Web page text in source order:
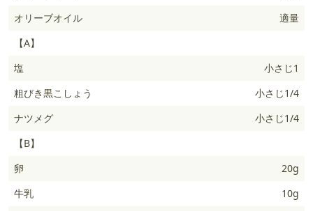
オリーブオイル
適量
【A】
塩
小さじ1
粗びき黒こしょう
小さじ1/4
ナツメグ
小さじ1/4
【B】
卵
20g
牛乳
10g